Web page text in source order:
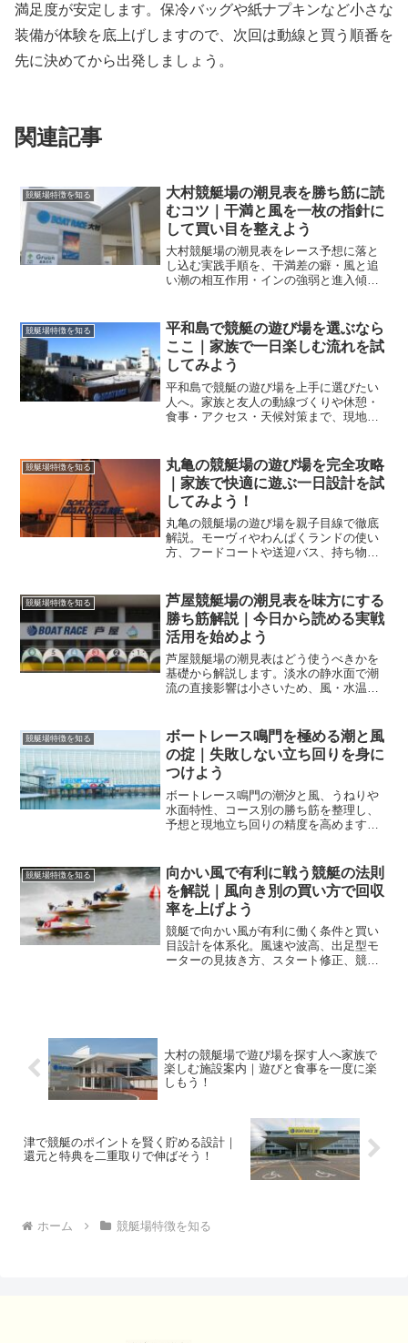
満足度が安定します。保冷バッグや紙ナプキンなど小さな
装備が体験を底上げしますので、次回は動線と買う順番を
先に決めてから出発しましょう。
関連記事
競艇場特徴を知る
大村競艇場の潮見表を勝ち筋に読
むコツ｜干満と風を一枚の指針に
して買い目を整えよう
大村競艇場の潮見表をレース予想に落と
し込む実践手順を、干満差の癖・風と追
い潮の相互作用・インの強弱と進入傾向
網羅し、初日から最終日まで安定して狙
える基礎をつくります。実戦派の学び直
しにも最適です。
競艇場特徴を知る
平和島で競艇の遊び場を選ぶなら
ここ｜家族で一日楽しむ流れを試
してみよう
平和島で競艇の遊び場を上手に選びたい
人へ。家族と友人の動線づくりや休憩・
食事・アクセス・天候対策まで、現地で
ます。
競艇場特徴を知る
丸亀の競艇場の遊び場を完全攻略
｜家族で快適に遊ぶ一日設計を試
してみよう！
丸亀の競艇場の遊び場を親子目線で徹底
解説。モーヴィやわんぱくランドの使い
方、フードコートや送迎バス、持ち物と
競艇場特徴を知る
芦屋競艇場の潮見表を味方にする
勝ち筋解説｜今日から読める実戦
活用を始めよう
芦屋競艇場の潮見表はどう使うべきかを
基礎から解説します。淡水の静水面で潮
流の直接影響は小さいため、風・水温・
学べます。
競艇場特徴を知る
ボートレース鳴門を極める潮と風
の掟｜失敗しない立ち回りを身に
つけよう
ボートレース鳴門の潮汐と風、うねりや
水面特性、コース別の勝ち筋を整理し、
予想と現地立ち回りの精度を高めます。
す。
競艇場特徴を知る
向かい風で有利に戦う競艇の法則
を解説｜風向き別の買い方で回収
率を上げよう
競艇で向かい風が有利に働く条件と買い
目設計を体系化。風速や波高、出足型モ
ーターの見抜き方、スタート修正、競艇
大村の競艇場で遊び場を探す人へ家族で
楽しむ施設案内｜遊びと食事を一度に楽
しもう！
津で競艇のポイントを賢く貯める設計｜
還元と特典を二重取りで伸ばそう！
ホーム 競艇場特徴を知る